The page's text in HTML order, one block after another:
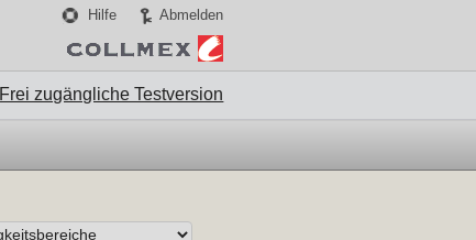
Hilfe Abmelden
Frei zugängliche Testversion